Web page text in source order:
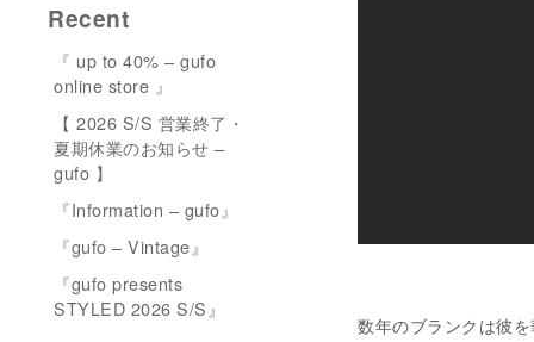
数年のブランクは彼
Recent
『 up to 40% – gufo
online store 』
【 2026 S/S 営業終了・
夏期休業のお知らせ –
gufo 】
『Information – gufo』
『gufo – Vintage』
『gufo presents
STYLED 2026 S/S』